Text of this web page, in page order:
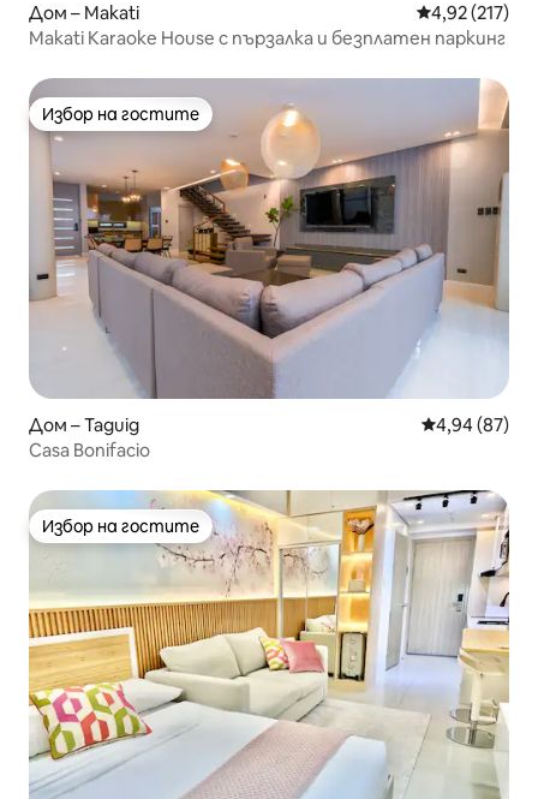
Дом – Makati Средна
4,92 (217)
Makati Karaoke House с пързалка и безплатен паркинг
Избор на гостите
Избор на гостите
Дом – Taguig Средна
4,94 (87)
Casa Bonifacio
Избор на гостите
Избор на гостите